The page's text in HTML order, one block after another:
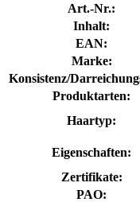
Art.-Nr.:
Inhalt:
EAN:
Marke:
Konsistenz/
Produktarten:
Haartyp:
Eigenschaften:
Zertifikate:
PAO: